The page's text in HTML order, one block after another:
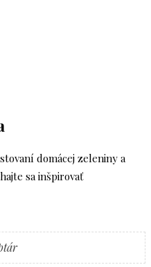
domácej zeleniny a
sa inšpirovať